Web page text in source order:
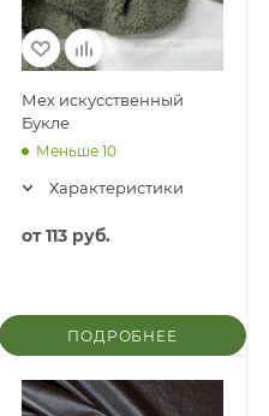
Мех искусственный
Букле
Меньше 10
Характеристики
от113 руб.
ПОДРОБНЕЕ